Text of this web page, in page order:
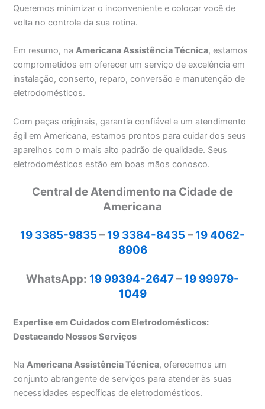
Queremos minimizar o inconveniente e colocar você de
volta no controle da sua rotina.
Em resumo, naAmericana Assistência Técnica, estamos
comprometidos em oferecer um serviço de excelência em
instalação, conserto, reparo, conversão e manutenção de
eletrodomésticos.
Com peças originais, garantia confiável e um atendimento
ágil em Americana, estamos prontos para cuidar dos seus
aparelhos com o mais alto padrão de qualidade. Seus
eletrodomésticos estão em boas mãos conosco.
Central de Atendimento na Cidade de
Americana
19 3385-9835 –19 3384-8435 –19 4062-
8906
WhatsApp: 19 99394-2647–19 99979-
1049
Expertise em Cuidados com Eletrodomésticos:
Destacando Nossos Serviços
NaAmericana Assistência Técnica, oferecemos um
conjunto abrangente de serviços para atender às suas
necessidades específicas de eletrodomésticos.